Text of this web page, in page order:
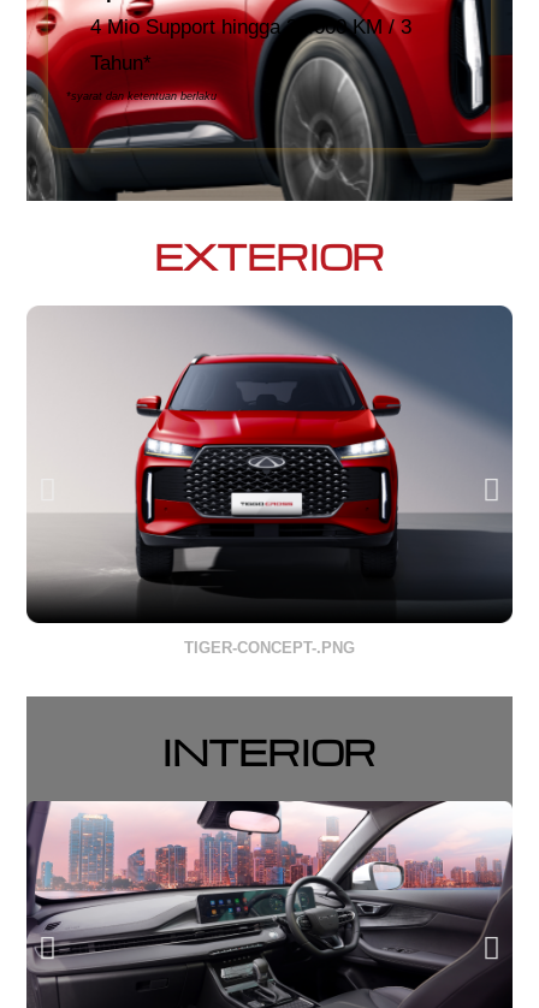
4 Mio Support hingga 30.000 KM / 3
Tahun*
*syarat dan ketentuan berlaku
EXTERIOR
TIGER-CONCEPT-.PNG
INTERIOR